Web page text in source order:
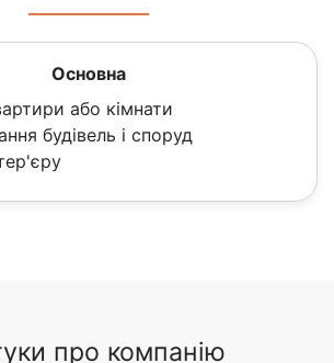
Основна
або кімнати
будівель і споруд
про компанію